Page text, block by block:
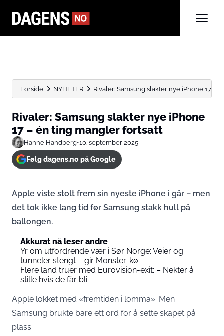
Forside NYHETER Rivaler: Samsung slakter nye iPhone 17 –
Rivaler: Samsung slakter nye iPhone
17 – én ting mangler fortsatt
Hanne Handberg•10. september 2025
Følg dagens.no på Google
Apple viste stolt frem sin nyeste iPhone i går – men
det tok ikke lang tid før Samsung stakk hull på
ballongen.
Akkurat nå leser andre
Yr om utfordrende vær i Sør Norge: Veier og
tunneler stengt – gir Monster-kø
Flere land truer med Eurovision-exit: – Nekter å
stille hvis de får bli
Apple lokket med «fremtiden i lomma». Men
Samsung brukte bare ett ord for å sette skapet på
plass.